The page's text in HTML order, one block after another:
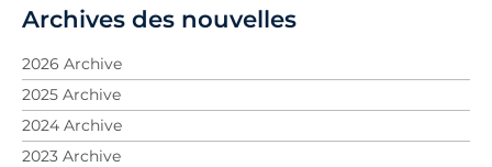
Archives des nouvelles
2026 Archive
2025 Archive
2024 Archive
2023 Archive